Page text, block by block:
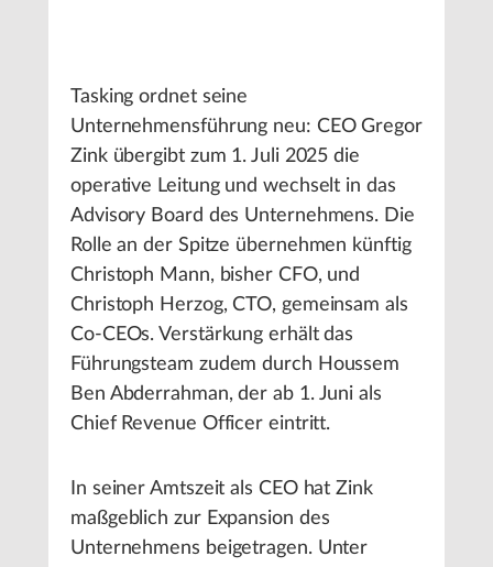
Tasking ordnet seine
Unternehmensführung neu: CEO Gregor
Zink übergibt zum 1. Juli 2025 die
operative Leitung und wechselt in das
Advisory Board des Unternehmens. Die
Rolle an der Spitze übernehmen künftig
Christoph Mann, bisher CFO, und
Christoph Herzog, CTO, gemeinsam als
Co-CEOs. Verstärkung erhält das
Führungsteam zudem durch Houssem
Ben Abderrahman, der ab 1. Juni als
Chief Revenue Officer eintritt.
In seiner Amtszeit als CEO hat Zink
maßgeblich zur Expansion des
Unternehmens beigetragen. Unter